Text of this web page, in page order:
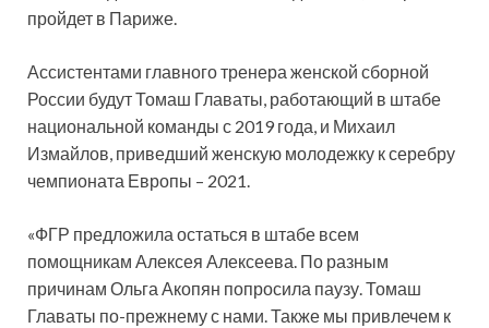
пройдет в Париже.
Ассистентами главного тренера женской сборной
России будут Томаш Главаты, работающий в штабе
национальной команды с 2019 года, и Михаил
Измайлов, приведший женскую молодежку к серебру
чемпионата Европы – 2021.
«ФГР предложила остаться в штабе всем
помощникам Алексея Алексеева. По разным
причинам Ольга Акопян попросила паузу. Томаш
Главаты по-прежнему с нами. Также мы привлечем к